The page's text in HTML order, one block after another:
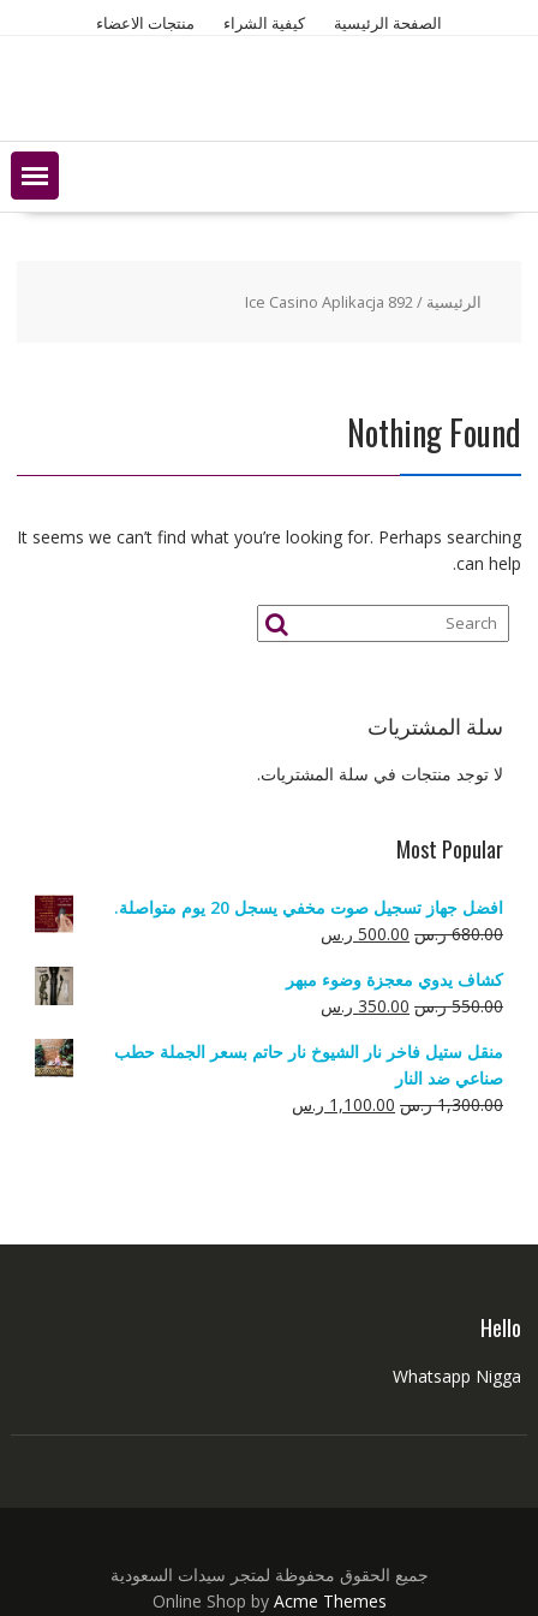
الصفحة الرئيسية كيفية الشراء منتجات الاعضاء
الرئيسية / Ice Casino Aplikacja 892
Nothing Found
It seems we can’t find what you’re looking for. Perhaps searching
can help.
سلة المشتريات
لا توجد منتجات في سلة المشتريات.
Most Popular
افضل جهاز تسجيل صوت مخفي يسجل 20 يوم متواصلة.
680.00 ر.س السعر
هو:
680.00 ر.س.
500.00 ر.سالسعر
هو:
500.00 ر.س.
كشاف يدوي معجزة وضوء مبهر
550.00 ر.س السعر
هو:
550.00 ر.س.
350.00 ر.سالسعر
هو:
منقل ستيل فاخر نار الشيوخ نار حاتم بسعر الجملة حطب
صناعي ضد النار
1,300.00 ر.س السعر
1,100.00 ر.سالسعر
Hello
Whatsapp Nigga
جميع الحقوق محفوظة لمتجر سيدات السعودية
Online Shop by Acme Themes